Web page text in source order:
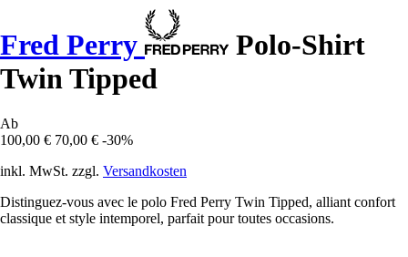
Fred Perry
Polo-Shirt
Twin Tipped
Ab
100,00 € 70,00 € -30%
inkl. MwSt. zzgl. Versandkosten
Distinguez-vous avec le polo Fred Perry Twin Tipped, alliant confort
classique et style intemporel, parfait pour toutes occasions.